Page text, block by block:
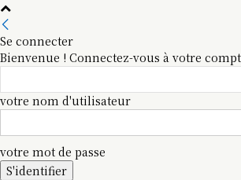
Se connecter
Bienvenue ! Connectez-vous à votre
votre nom d'utilisateur
votre mot de passe